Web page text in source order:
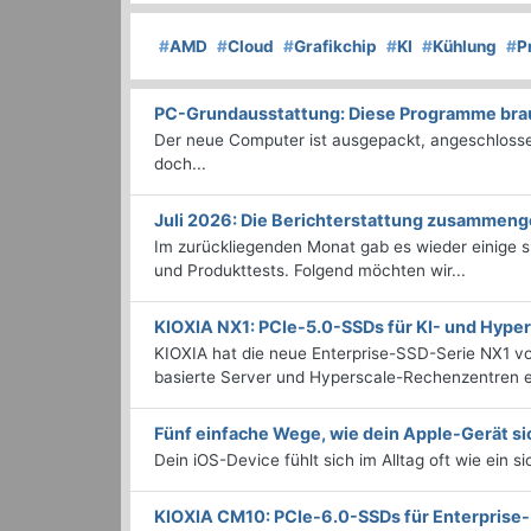
#AMD #Cloud #Grafikchip #KI #Kühlung #
PC-Grundausstattung: Diese Programme
Der neue Computer ist ausgepackt,
doch...
Juli 2026: Die Bericht­erstattung
Im zurückliegenden Monat gab es wieder einige
und Produkttests. Folgend möchten wir...
KIOXIA NX1: PCIe-5.0-SSDs für KI- und
KIOXIA hat die neue Enterprise-SSD-Serie NX1
basierte Server und Hyperscale-Rechenzentren
Fünf einfache Wege, wie dein Apple-Gerät
Dein iOS-Device fühlt sich im Alltag oft wie ein
KIOXIA CM10: PCIe-6.0-SSDs für